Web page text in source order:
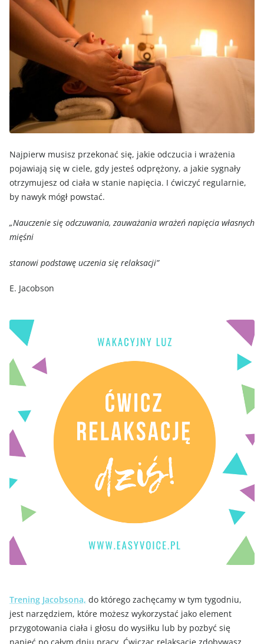
Najpierw musisz przekonać się, jakie odczucia i wrażenia
pojawiają się w ciele, gdy jesteś odprężony, a jakie sygnały
otrzymujesz od ciała w stanie napięcia. I ćwiczyć regularnie,
by nawyk mógł powstać.
„Nauczenie się odczuwania, zauważania wrażeń napięcia własnych
mięśni
stanowi podstawę uczenia się relaksacji”
E. Jacobson
Trening Jacobsona, do którego zachęcamy w tym tygodniu,
jest narzędziem, które możesz wykorzystać jako element
przygotowania ciała i głosu do wysiłku lub by pozbyć się